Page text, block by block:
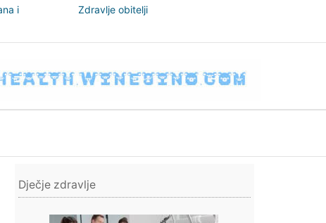
i
Zdravlje obitelji
Dječje zdravlje